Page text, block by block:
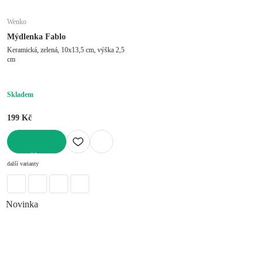
Wenko
Mýdlenka Fablo
Keramická, zelená, 10x13,5 cm, výška 2,5
cm
Skladem
199 Kč
další varianty
Novinka